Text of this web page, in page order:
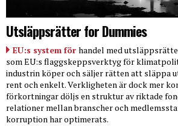
Utsläppsrätter for Dummies
EU:s system för handel med
som EU:s flaggskeppsverktyg för
industrin köper och säljer rätten att släppa
rent och enkelt. Verkligheten är dock mer
förkortningar döljs en struktur av riktade
relationer mellan branscher och
korruption har optimerats.